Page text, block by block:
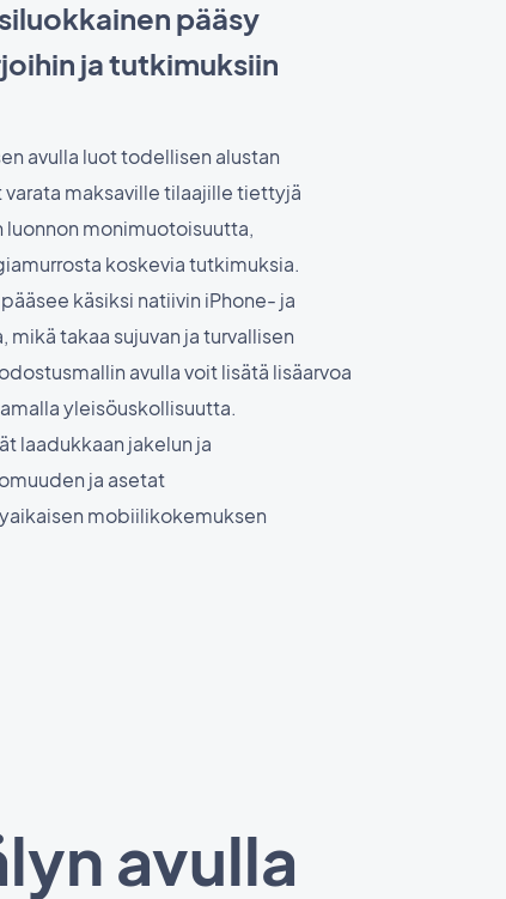
pääsy
ja tutkimuksiin
avulla luot todellisen alustan
maksaville tilaajille tiettyjä
monimuotoisuutta,
koskevia tutkimuksia.
käsiksi natiivin iPhone- ja
takaa sujuvan ja turvallisen
avulla voit lisätä lisäarvoa
yleisöuskollisuutta.
laadukkaan jakelun ja
ja asetat
mobiilikokemuksen
avulla